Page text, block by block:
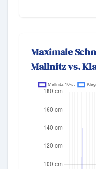
Maximale
Mallnitz vs.